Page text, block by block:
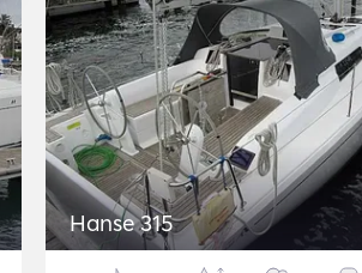
Hanse 315